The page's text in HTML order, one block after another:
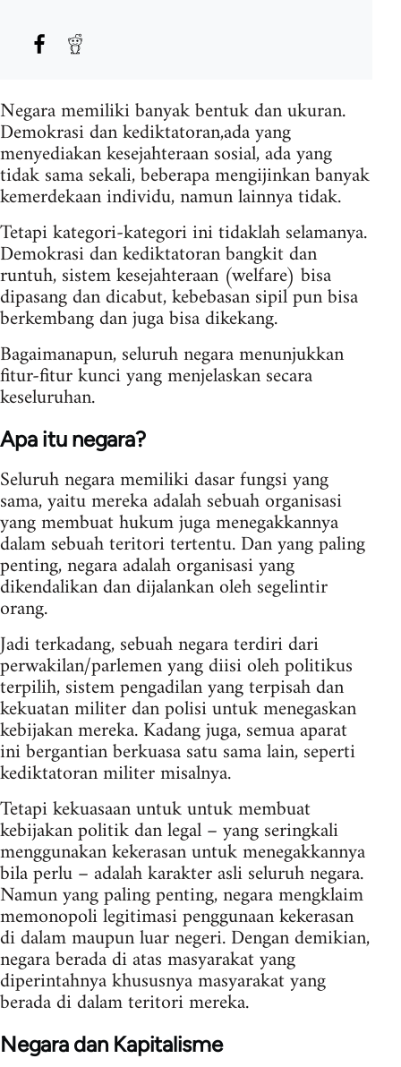
Negara memiliki banyak bentuk dan ukuran.
Demokrasi dan kediktatoran,ada yang
menyediakan kesejahteraan sosial, ada yang
tidak sama sekali, beberapa mengijinkan banyak
kemerdekaan individu, namun lainnya tidak.
Tetapi kategori-kategori ini tidaklah selamanya.
Demokrasi dan kediktatoran bangkit dan
runtuh, sistem kesejahteraan (welfare) bisa
dipasang dan dicabut, kebebasan sipil pun bisa
berkembang dan juga bisa dikekang.
Bagaimanapun, seluruh negara menunjukkan
fitur-fitur kunci yang menjelaskan secara
keseluruhan.
Apa itu negara?
Seluruh negara memiliki dasar fungsi yang
sama, yaitu mereka adalah sebuah organisasi
yang membuat hukum juga menegakkannya
dalam sebuah teritori tertentu. Dan yang paling
penting, negara adalah organisasi yang
dikendalikan dan dijalankan oleh segelintir
orang.
Jadi terkadang, sebuah negara terdiri dari
perwakilan/parlemen yang diisi oleh politikus
terpilih, sistem pengadilan yang terpisah dan
kekuatan militer dan polisi untuk menegaskan
kebijakan mereka. Kadang juga, semua aparat
ini bergantian berkuasa satu sama lain, seperti
kediktatoran militer misalnya.
Tetapi kekuasaan untuk untuk membuat
kebijakan politik dan legal – yang seringkali
menggunakan kekerasan untuk menegakkannya
bila perlu – adalah karakter asli seluruh negara.
Namun yang paling penting, negara mengklaim
memonopoli legitimasi penggunaan kekerasan
di dalam maupun luar negeri. Dengan demikian,
negara berada di atas masyarakat yang
diperintahnya khususnya masyarakat yang
berada di dalam teritori mereka.
Negara dan Kapitalisme